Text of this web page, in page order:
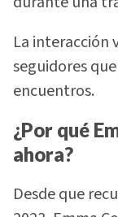
La interacción
seguidores
encuentros.
¿Por qué
ahora?
Desde que